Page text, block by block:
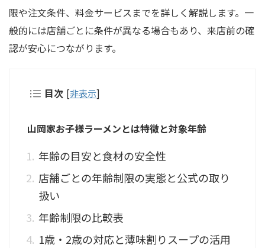
限や注文条件、料金サービスまでを詳しく解説します。一
般的には店舗ごとに条件が異なる場合もあり、来店前の確
認が安心につながります。
目次 [非表示]
山岡家お子様ラーメンとは特徴と対象年齢
年齢の目安と食材の安全性
店舗ごとの年齢制限の実態と公式の取り
扱い
年齢制限の比較表
1歳・2歳の対応と薄味割りスープの活用